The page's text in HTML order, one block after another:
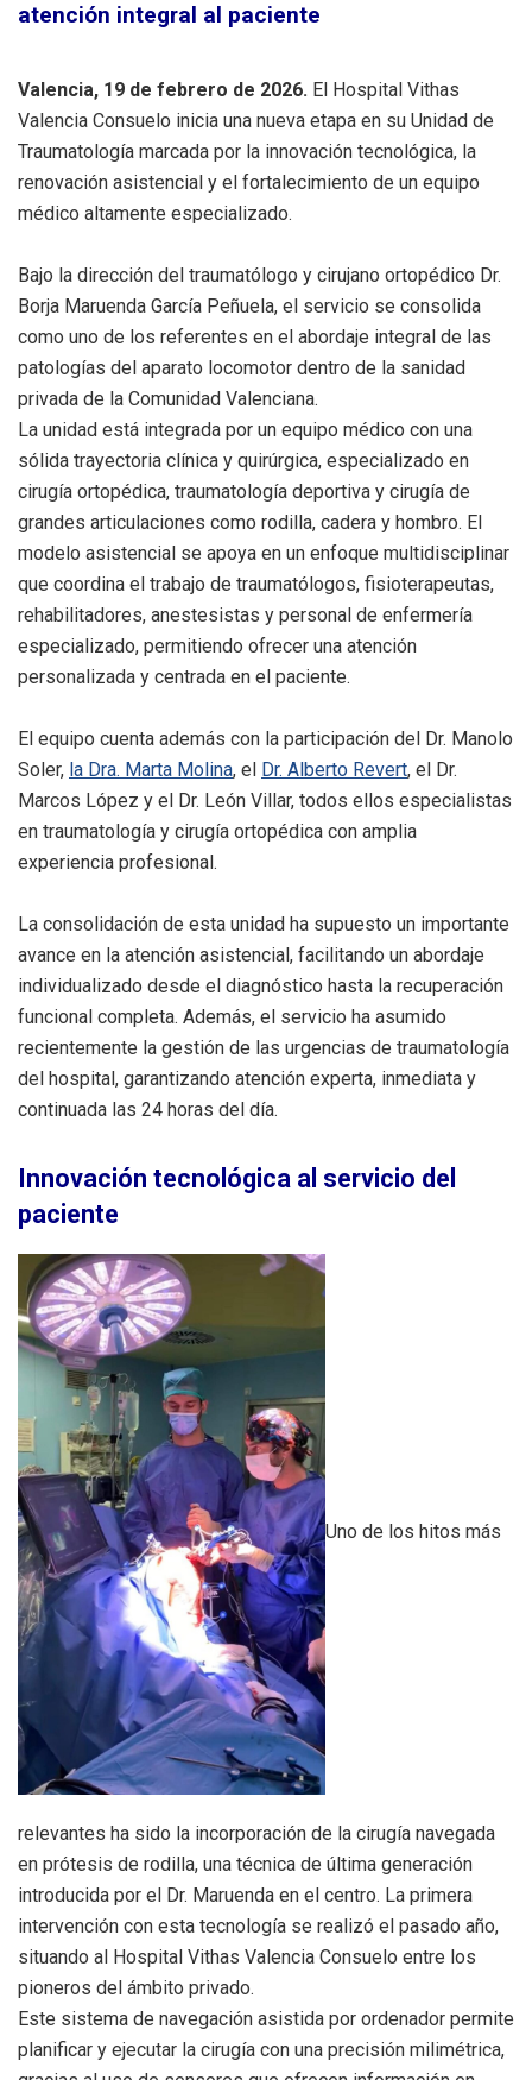
atención integral al paciente
Valencia, 19 de febrero de 2026. El Hospital Vithas
Valencia Consuelo inicia una nueva etapa en su Unidad de
Traumatología marcada por la innovación tecnológica, la
renovación asistencial y el fortalecimiento de un equipo
médico altamente especializado.
Bajo la dirección del traumatólogo y cirujano ortopédico Dr.
Borja Maruenda García Peñuela, el servicio se consolida
como uno de los referentes en el abordaje integral de las
patologías del aparato locomotor dentro de la sanidad
privada de la Comunidad Valenciana.
La unidad está integrada por un equipo médico con una
sólida trayectoria clínica y quirúrgica, especializado en
cirugía ortopédica, traumatología deportiva y cirugía de
grandes articulaciones como rodilla, cadera y hombro. El
modelo asistencial se apoya en un enfoque multidisciplinar
que coordina el trabajo de traumatólogos, fisioterapeutas,
rehabilitadores, anestesistas y personal de enfermería
especializado, permitiendo ofrecer una atención
personalizada y centrada en el paciente.
El equipo cuenta además con la participación del Dr. Manolo
Soler, la Dra. Marta Molina, el Dr. Alberto Revert, el Dr.
Marcos López y el Dr. León Villar, todos ellos especialistas
en traumatología y cirugía ortopédica con amplia
experiencia profesional.
La consolidación de esta unidad ha supuesto un importante
avance en la atención asistencial, facilitando un abordaje
individualizado desde el diagnóstico hasta la recuperación
funcional completa. Además, el servicio ha asumido
recientemente la gestión de las urgencias de traumatología
del hospital, garantizando atención experta, inmediata y
continuada las 24 horas del día.
Innovación tecnológica al servicio del
paciente
Uno de los hitos más
relevantes ha sido la incorporación de la cirugía navegada
en prótesis de rodilla, una técnica de última generación
introducida por el Dr. Maruenda en el centro. La primera
intervención con esta tecnología se realizó el pasado año,
situando al Hospital Vithas Valencia Consuelo entre los
pioneros del ámbito privado.
Este sistema de navegación asistida por ordenador permite
planificar y ejecutar la cirugía con una precisión milimétrica,